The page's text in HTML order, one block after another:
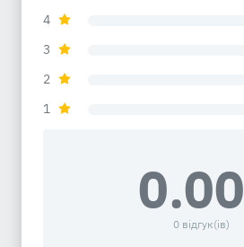
4
3
2
1
0.00
0 відгук(ів)